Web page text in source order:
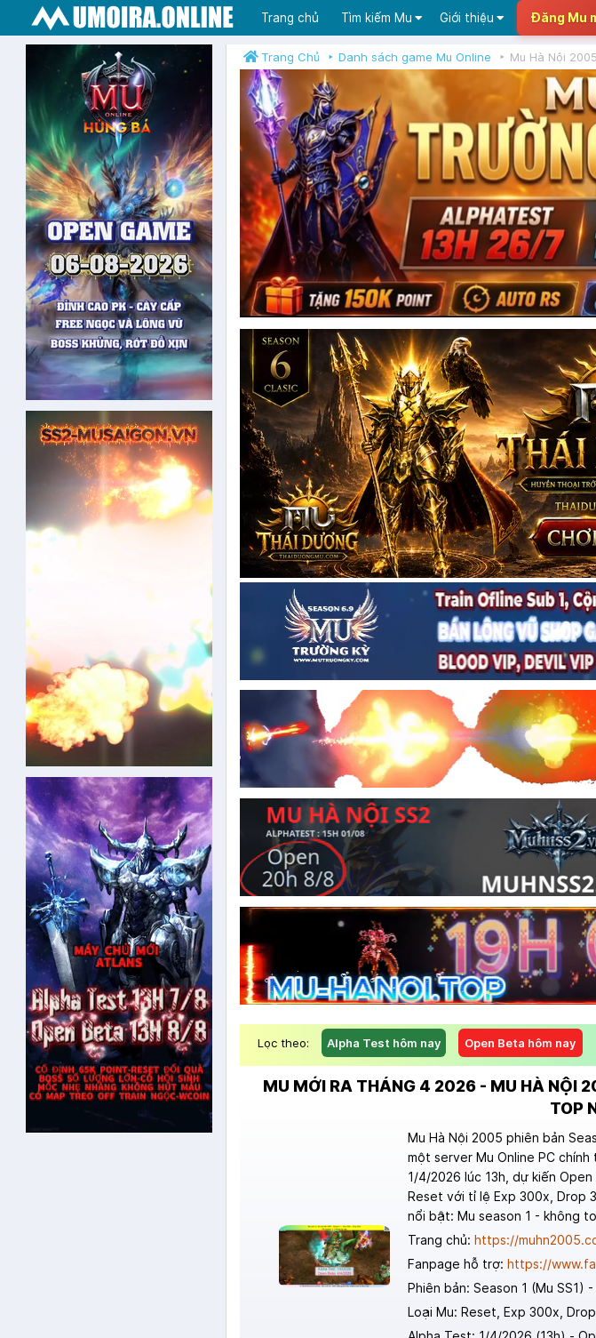
Trang chủ Tìm kiếm Mu Giới thiệu Đăng Mu
Trang Chủ Danh sách game Mu Online Mu Hà Nội
Lọc theo: Alpha Test hôm nay Open Beta hôm nay
MU MỚI RA THÁNG 4 2026 - MU HÀ NỘI
TOP
Mu Hà Nội 2005 phiên bản
một server Mu Online PC
1/4/2026 lúc 13h, dự kiến
Reset với tỉ lệ Exp 300x, Drop
nổi bật: Mu season 1 - không
Trang chủ: https://
Fanpage hỗ trợ: https://
Phiên bản: Season 1 (Mu SS1)
Loại Mu: Reset, Exp 300x,